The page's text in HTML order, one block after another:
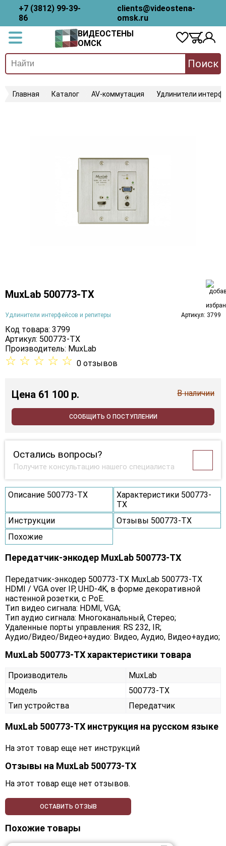
+7 (3812) 99-39-
86
clients@videostena-
omsk.ru
ВИДЕОСТЕНЫ
ОМСК
Поиск
Главная Каталог AV-коммутация Удлинители
MuxLab 500773-TX
Удлинители интерфейсов и репитеры Артикул: 3799
Код товара: 3799
Артикул: 500773-TX
Производитель: MuxLab
☆ ☆ ☆ ☆ ☆ 0 отзывов
Цена 61 100 p. В наличии
СООБЩИТЬ О ПОСТУПЛЕНИИ
Остались вопросы?
Получите консультацию нашего специалиста
Описание 500773-TX
Характеристики 500773-
TX
Инструкции
Отзывы 500773-TX
Похожие
Передатчик-энкодер MuxLab 500773-TX
Передатчик-энкодер 500773-TX MuxLab 500773-TX
HDMI / VGA over IP, UHD-4K, в форме декоративной
настенной розетки, с PoE.
Тип видео сигнала: HDMI, VGA;
Тип аудио сигнала: Многоканальный, Стерео;
Удаленные порты управления: RS 232, IR;
Аудио/Видео/Видео+аудио: Видео, Аудио, Видео+аудио;
MuxLab 500773-TX характеристики товара
Производитель
MuxLab
Модель
500773-TX
Тип устройства
Передатчик
MuxLab 500773-TX инструкция на русском языке
На этот товар еще нет инструкций
Отзывы на MuxLab 500773-TX
На этот товар еще нет отзывов.
ОСТАВИТЬ ОТЗЫВ
Похожие товары